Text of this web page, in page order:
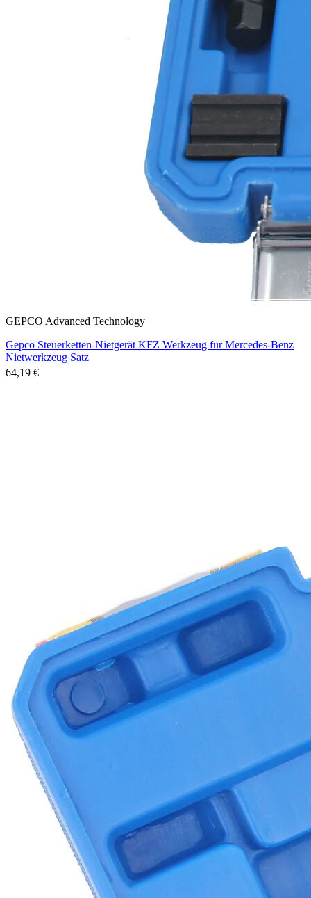
GEPCO Advanced Technology
Gepco Steuerketten-Nietgerät KFZ Werkzeug für Mercedes-Benz
Nietwerkzeug Satz
64,19 €